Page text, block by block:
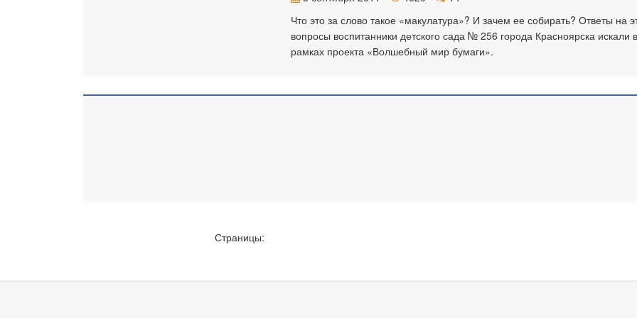
Что это за слово такое «макулатура»? И зачем ее собирать? Ответы на
вопросы воспитанники детского сада № 256 города Красноярска искали в
рамках проекта «Волшебный мир бумаги».
Страницы: